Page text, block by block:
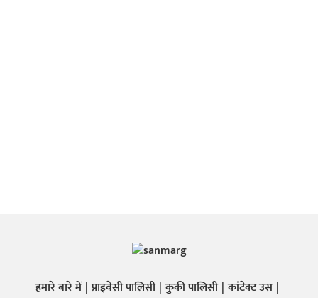
हमारे बारे में प्राइवेसी पालिसी कुकी पालिसी कांटेक्ट उस